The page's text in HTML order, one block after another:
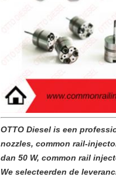
OTTO Diesel is een
nozzles, common rail-
dan 50 W, common rail
We selecteerden de